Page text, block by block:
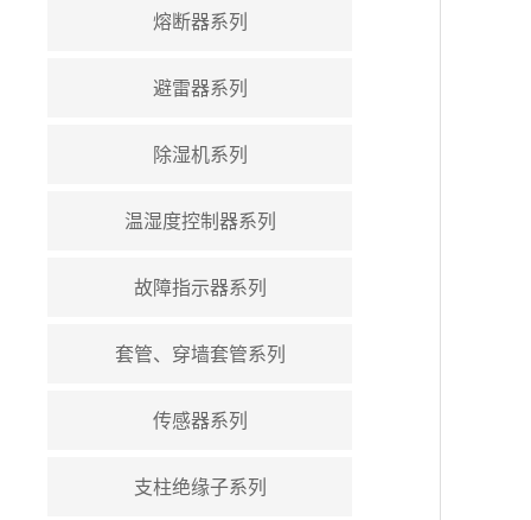
熔断器系列
避雷器系列
除湿机系列
温湿度控制器系列
故障指示器系列
套管、穿墙套管系列
传感器系列
支柱绝缘子系列